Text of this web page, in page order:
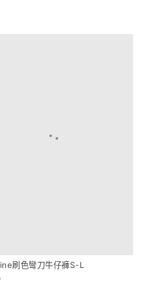
刷色彎刀牛仔褲S-L